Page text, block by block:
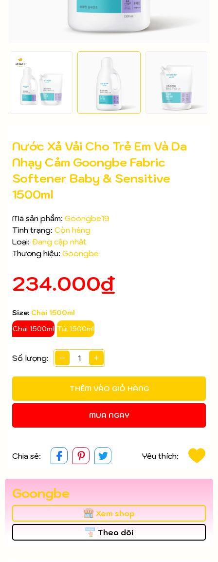
Nước Xả Vải Cho Trẻ Em Và Da
Nhạy Cảm Goongbe Fabric
Softener Baby & Sensitive
1500ml
Mã sản phẩm: Goongbe19
Tình trạng: Còn hàng
Loại: Đang cập nhật
Thương hiệu: Goongbe
234.000₫
Size: Chai 1500ml
Chai 1500ml Túi 1500ml
Số lượng:
THÊM VÀO GIỎ HÀNG
MUA NGAY
Mã giảm giá:
Ngày hết hạn:
Điều kiện:
Chia sẻ: Yêu thích:
Goongbe
Xem shop
Theo dõi